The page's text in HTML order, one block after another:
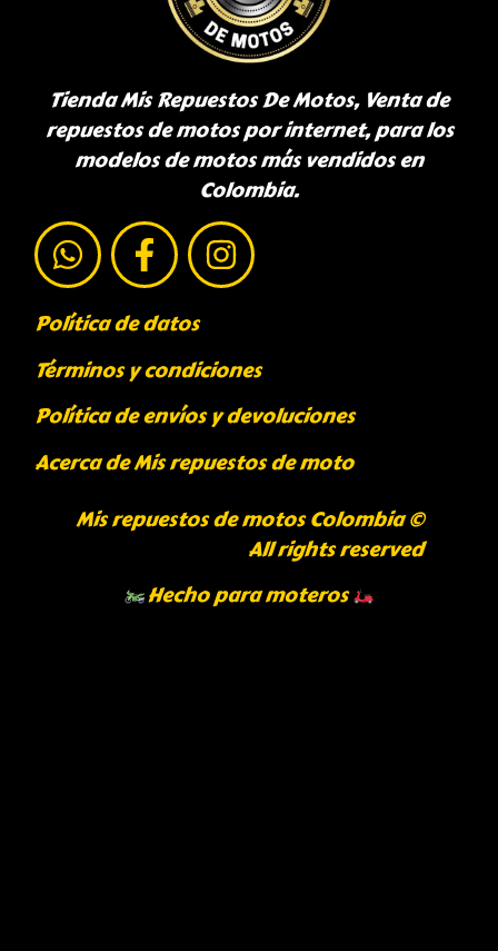
Tienda Mis Repuestos De Motos, Venta de
repuestos de motos por internet, para los
modelos de motos más vendidos en
Colombia.
Política de datos
Términos y condiciones
Política de envíos y devoluciones
Acerca de Mis repuestos de moto
Mis repuestos de motos Colombia ©
All rights reserved
Hecho para moteros